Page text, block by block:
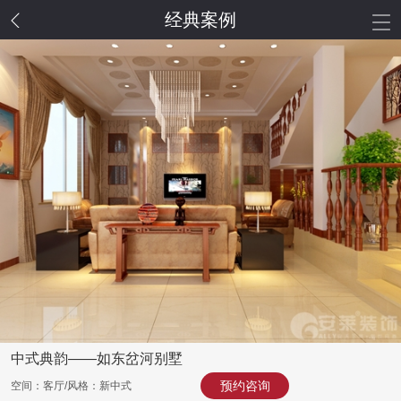
经典案例
中式典韵——如东岔河别墅
空间：客厅/风格：新中式 预约咨询